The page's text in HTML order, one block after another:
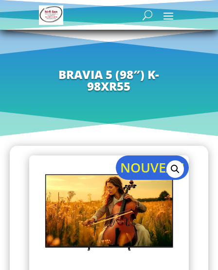
BRAVIA 5 (98″) K-
98XR55
NOUVEAU